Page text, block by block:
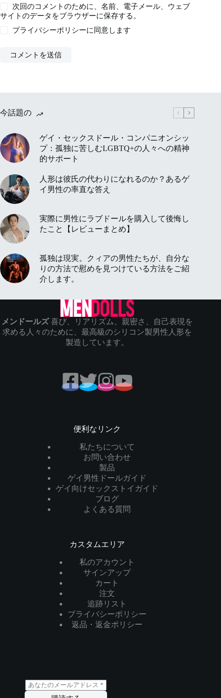
次回のコメントのために、名前、電子メール、ウェブ
サイトのデータをブラウザーに保存する。
プライバシーポリシーに同意します
コメントを送信
今話題の
ゲイ・セックスドール・コンパニオンシッ
プ：孤独に苦しむLGBTQ+の人々への精神
的サポート
人形は彼氏の代わりになれるのか？あるゲ
イ男性の率直な答え
実際に男性にラブドールを購入して後悔し
たこと【レビューまとめ】
孤独は現実。クィアの男性たちが、自分な
りの方法で慰めを見つけている方法をご紹
介します。
メンドールズ喜び、リアリズム、親密さ、自己表現を
求める人々のために、最高級のシリコン製男性人形を
製造しています。
便利なリンク
私たちについて
お問い合わせ
製品
ゲイ男性ドールガイド
ゲイ向けセックストイガイド
ブログ
よくある質問
カスタムエリア
私のアカウント
サインアップ
カート
注文
追跡リスト
プライバシーポリシー
返品・返金ポリシー
メ
ー